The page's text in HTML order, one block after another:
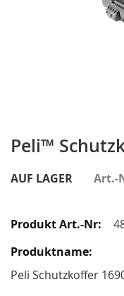
Peli™
AUF LAGER Art.-
Produkte
Artikel
Peli Schutzkoffer
Anfang
der
Bildergalerie